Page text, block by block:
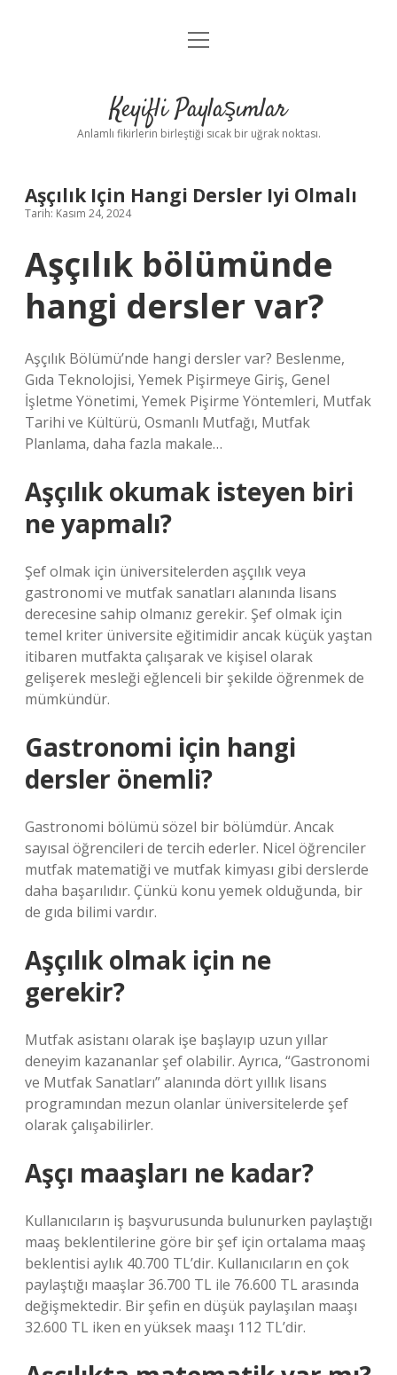
Anasayfa
Yasal Uyarı
menüyü
Keyifli Paylaşımlar
Anlamlı fikirlerin birleştiği sıcak bir uğrak noktası.
Aşçılık Için Hangi Dersler Iyi Olmalı
Tarih: Kasım 24, 2024
Aşçılık bölümünde
hangi dersler var?
Aşçılık Bölümü’nde hangi dersler var? Beslenme,
Gıda Teknolojisi, Yemek Pişirmeye Giriş, Genel
İşletme Yönetimi, Yemek Pişirme Yöntemleri, Mutfak
Tarihi ve Kültürü, Osmanlı Mutfağı, Mutfak
Planlama, daha fazla makale…
Aşçılık okumak isteyen biri
ne yapmalı?
Şef olmak için üniversitelerden aşçılık veya
gastronomi ve mutfak sanatları alanında lisans
derecesine sahip olmanız gerekir. Şef olmak için
temel kriter üniversite eğitimidir ancak küçük yaştan
itibaren mutfakta çalışarak ve kişisel olarak
gelişerek mesleği eğlenceli bir şekilde öğrenmek de
mümkündür.
Gastronomi için hangi
dersler önemli?
Gastronomi bölümü sözel bir bölümdür. Ancak
sayısal öğrencileri de tercih ederler. Nicel öğrenciler
mutfak matematiği ve mutfak kimyası gibi derslerde
daha başarılıdır. Çünkü konu yemek olduğunda, bir
de gıda bilimi vardır.
Aşçılık olmak için ne
gerekir?
Mutfak asistanı olarak işe başlayıp uzun yıllar
deneyim kazananlar şef olabilir. Ayrıca, “Gastronomi
ve Mutfak Sanatları” alanında dört yıllık lisans
programından mezun olanlar üniversitelerde şef
olarak çalışabilirler.
Aşçı maaşları ne kadar?
Kullanıcıların iş başvurusunda bulunurken paylaştığı
maaş beklentilerine göre bir şef için ortalama maaş
beklentisi aylık 40.700 TL’dir. Kullanıcıların en çok
paylaştığı maaşlar 36.700 TL ile 76.600 TL arasında
değişmektedir. Bir şefin en düşük paylaşılan maaşı
32.600 TL iken en yüksek maaşı 112 TL’dir.